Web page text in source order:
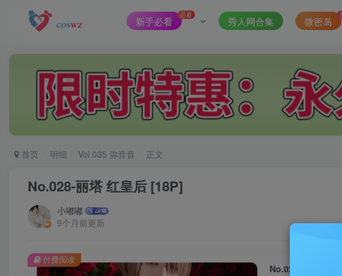
新手必看 必看 秀人网合集 微密岛
首页 明细 Vol.035 弥音音 正文
No.028-丽塔 红皇后 [18P]
小嘟嘟
9个月前更新
No.028-丽塔 红皇
付费阅读